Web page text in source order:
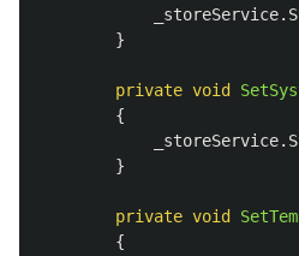
_storeService.
}
private void
{
_storeService.
}
private void
{